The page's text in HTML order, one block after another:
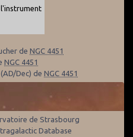
de NGC 4451
NGC 4451
Dec) de NGC 4451
de Strasbourg
Database